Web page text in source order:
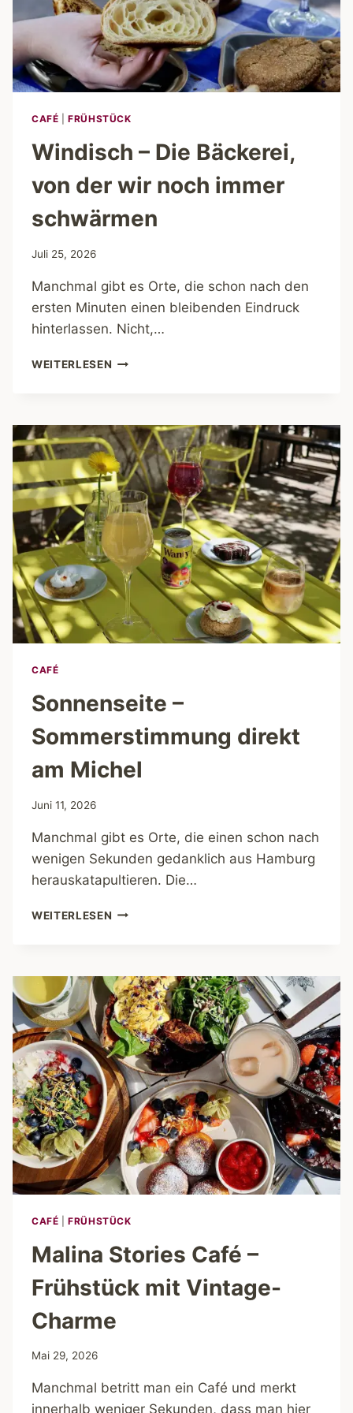
CAFÉ |FRÜHSTÜCK
Windisch – Die Bäckerei,
von der wir noch immer
schwärmen
Juli 25, 2026
Manchmal gibt es Orte, die schon nach den
ersten Minuten einen bleibenden Eindruck
hinterlassen. Nicht,…
WEITERLESEN WINDISCH
VON
DER
WIR
NOCH
IMMER
SCHWÄRMEN
CAFÉ
Sonnenseite –
Sommerstimmung direkt
am Michel
Juni 11, 2026
Manchmal gibt es Orte, die einen schon nach
wenigen Sekunden gedanklich aus Hamburg
herauskatapultieren. Die…
WEITERLESEN SONNENSEITE
AM
MICHEL
CAFÉ |FRÜHSTÜCK
Malina Stories Café –
Frühstück mit Vintage-
Charme
Mai 29, 2026
Manchmal betritt man ein Café und merkt
innerhalb weniger Sekunden, dass man hier